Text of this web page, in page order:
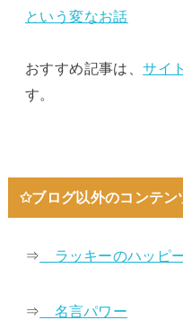
という変なお話
おすすめ記事は、サイ
す。
✩ブログ以外のコンテ
⇒ ラッキーのハッピ
⇒ 名言パワー